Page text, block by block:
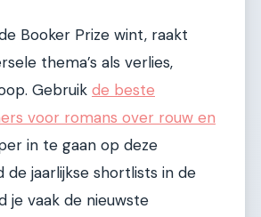
Booker Prize wint, raakt
thema’s als verlies,
Gebruik de beste
voor romans over rouw en
in te gaan op deze
de jaarlijkse shortlists in de
je vaak de nieuwste